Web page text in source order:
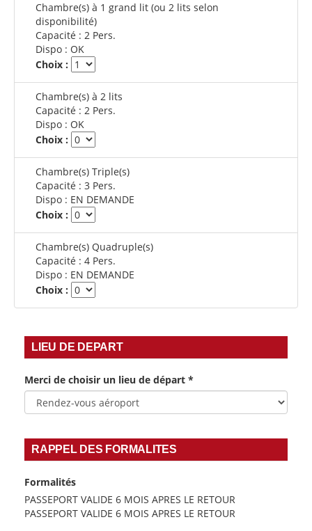
Chambre(s) à 1 grand lit (ou 2 lits selon
disponibilité)
Capacité : 2 Pers.
Dispo : OK
Choix :
Chambre(s) à 2 lits
Capacité : 2 Pers.
Dispo : OK
Choix :
Chambre(s) Triple(s)
Capacité : 3 Pers.
Dispo : EN DEMANDE
Choix :
Chambre(s) Quadruple(s)
Capacité : 4 Pers.
Dispo : EN DEMANDE
Choix :
LIEU DE DEPART
Merci de choisir un lieu de départ *
RAPPEL DES FORMALITES
Formalités
PASSEPORT VALIDE 6 MOIS APRES LE RETOUR
PASSEPORT VALIDE 6 MOIS APRES LE RETOUR